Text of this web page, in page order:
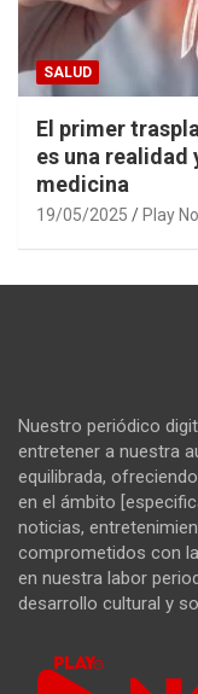
SALUD
El primer
es una realidad
medicina
19/05/2025 Play
Nuestro periódico
entretener a nuestra
equilibrada,
en el ámbito
noticias,
comprometidos con
en nuestra labor
desarrollo cultural y